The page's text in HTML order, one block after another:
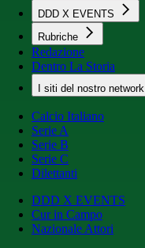
DDD X EVENTS
Rubriche
Redazione
Dentro La Storia
I siti del nostro network
Calcio Italiano
Serie A
Serie B
Serie C
Dilettanti
DDD X EVENTS
Cur in Campo
Nazionale Attori